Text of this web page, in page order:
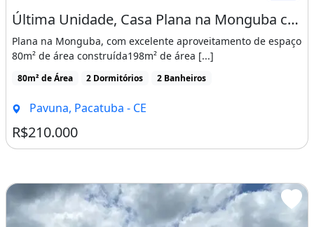
Última Unidade, Casa Plana na Monguba com Suíte, 3 Vagas e Minha Casa Minha Vida
Plana na Monguba, com excelente aproveitamento de espaço
80m² de área construída198m² de área [...]
80m² de Área 2 Dormitórios 2 Banheiros
Pavuna, Pacatuba - CE
R$210.000